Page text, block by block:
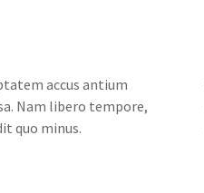
accus antium
Nam libero tempore,
quo minus.